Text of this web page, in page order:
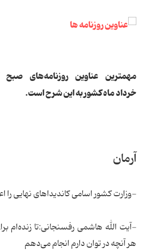
مهمترین عناوین روزنامه‌‌های صبح
خرداد ماه کشور به این شرح است.
آرمان
-وزارت کشور اسامی کاندیداهای نهایی را
-آیت الله هاشمی رفسنجانی:تا زنده‌ام
هر آنچه در توان دارم انجام می‌دهم